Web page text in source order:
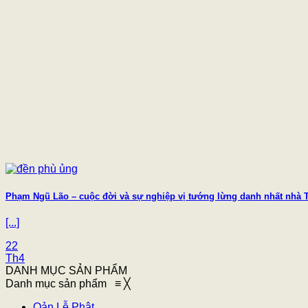
Phạm Ngũ Lão – cuộc đời và sự nghiệp vị tướng lừng danh nhất nhà
[...]
22
Th4
DANH MỤC SẢN PHẨM
Danh mục sản phẩm ≡ ╳